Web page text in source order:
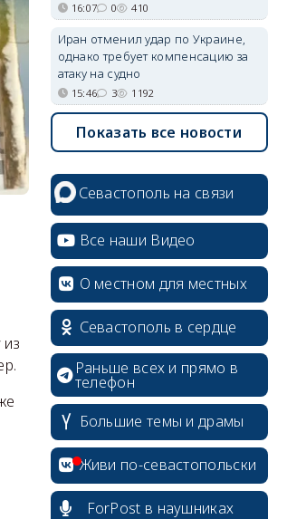
16:07 0 410
Иран отменил удар по Украине,
однако требует компенсацию за
атаку на судно
15:46 3 1192
Показать все новости
Севастополь на связи
Все наши Видео
О местном для местных
Севастополь в сердце
Раньше всех и прямо в
телефон
Большие темы и драмы
Живи по-севастопольски
ForPost в наушниках